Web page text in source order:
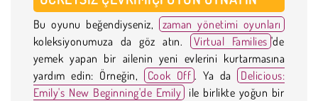
Bu oyunu beğendiyseniz,
zaman yönetimi oyunları
koleksiyonumuza da göz atın.
Virtual Families 'de
yemek yapan bir ailenin yeni evlerini kurtarmasına
yardım edin: Örneğin,
Cook Off . Ya da Delicious:
Emily's New Beginning'de Emily ile birlikte yoğun bir